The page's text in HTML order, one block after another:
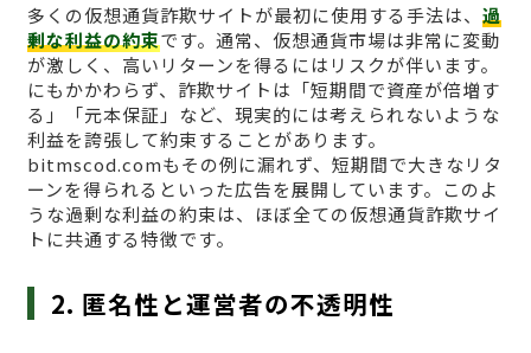
多くの仮想通貨詐欺サイトが最初に使用する手法は、 過
剰な利益の約束です。通常、仮想通貨市場は非常に変動
が激しく、高いリターンを得るにはリスクが伴います。
にもかかわらず、詐欺サイトは「短期間で資産が倍増す
る」「元本保証」など、現実的には考えられないような
利益を誇張して約束することがあります。
bitmscod.comもその例に漏れず、短期間で大きなリタ
ーンを得られるといった広告を展開しています。このよ
うな過剰な利益の約束は、ほぼ全ての仮想通貨詐欺サイ
トに共通する特徴です。
2. 匿名性と運営者の不透明性